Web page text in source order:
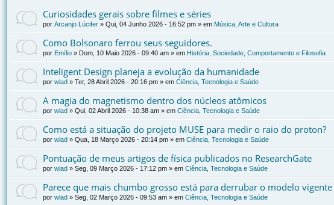
Curiosidades gerais sobre filmes e séries
por Arcanjo Lúcifer » Qui, 04 Junho 2026 - 16:52 pm » em Música, Arte e Cultura
Como Bolsonaro ferrou seus seguidores.
por Emílio » Dom, 10 Maio 2026 - 09:40 am » em História, Sociedade, Comportamento e Filosofia
Inteligent Design planeja a evolução da humanidade
por wlad » Ter, 28 Abril 2026 - 20:16 pm » em Ciência, Tecnologia e Saúde
A magia do magnetismo dentro dos núcleos atômicos
por wlad » Qui, 02 Abril 2026 - 10:38 am » em Ciência, Tecnologia e Saúde
Como está a situação do projeto MUSE para medir o raio do proton?
por wlad » Qua, 18 Março 2026 - 20:14 pm » em Ciência, Tecnologia e Saúde
Pontuação de meus artigos de física publicados no ResearchGate
por wlad » Seg, 09 Março 2026 - 17:12 pm » em Ciência, Tecnologia e Saúde
Parece que mais chumbo grosso está para derrubar o modelo
por wlad » Seg, 02 Março 2026 - 09:53 am » em Ciência, Tecnologia e Saúde